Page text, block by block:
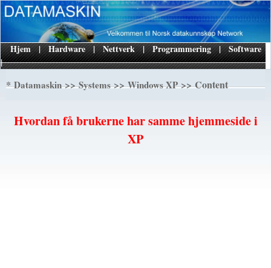
|
Hjem | Hardware | Nettverk | Programmering | Software
*Datamaskin>>Systems>>Windows XP>> Content
Hvordan få brukerne har samme hjemmeside i
XP